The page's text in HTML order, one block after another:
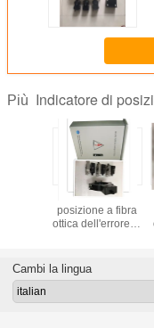
Più Indicatore di
del
per il
senza
Indicatore di
posizione a fibra
ottica dell'errore di
9600 Bps di tasso
di dati
Cambi la lingua